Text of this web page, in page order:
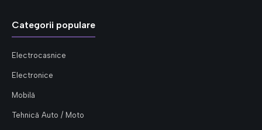
Categorii populare
Electrocasnice
Electronice
Mobilă
Tehnică Auto / Moto